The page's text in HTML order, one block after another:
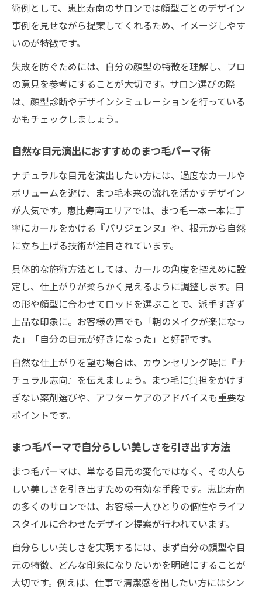
術例として、恵比寿南のサロンでは顔型ごとのデザイン
事例を見せながら提案してくれるため、イメージしやす
いのが特徴です。
失敗を防ぐためには、自分の顔型の特徴を理解し、プロ
の意見を参考にすることが大切です。サロン選びの際
は、顔型診断やデザインシミュレーションを行っている
かもチェックしましょう。
自然な目元演出におすすめのまつ毛パーマ術
ナチュラルな目元を演出したい方には、過度なカールや
ボリュームを避け、まつ毛本来の流れを活かすデザイン
が人気です。恵比寿南エリアでは、まつ毛一本一本に丁
寧にカールをかける『パリジェンヌ』や、根元から自然
に立ち上げる技術が注目されています。
具体的な施術方法としては、カールの角度を控えめに設
定し、仕上がりが柔らかく見えるように調整します。目
の形や顔型に合わせてロッドを選ぶことで、派手すぎず
上品な印象に。お客様の声でも「朝のメイクが楽になっ
た」「自分の目元が好きになった」と好評です。
自然な仕上がりを望む場合は、カウンセリング時に『ナ
チュラル志向』を伝えましょう。まつ毛に負担をかけす
ぎない薬剤選びや、アフターケアのアドバイスも重要な
ポイントです。
まつ毛パーマで自分らしい美しさを引き出す方法
まつ毛パーマは、単なる目元の変化ではなく、その人ら
しい美しさを引き出すための有効な手段です。恵比寿南
の多くのサロンでは、お客様一人ひとりの個性やライフ
スタイルに合わせたデザイン提案が行われています。
自分らしい美しさを実現するには、まず自分の顔型や目
元の特徴、どんな印象になりたいかを明確にすることが
大切です。例えば、仕事で清潔感を出したい方にはシン